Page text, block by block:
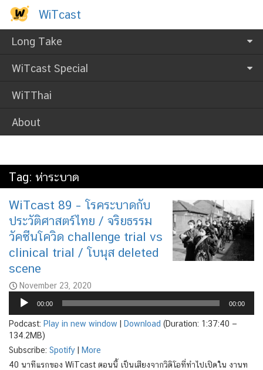
Skip
content
WiTcast
Long Take
WiTcast Special
WiTThai
About
WiTcast
Tag: ห่าระบาด
WiTcast 89 – โรคระบาดกับ
ประวัติศาสตร์ไทย / จริยธรรม
วัคซีนโควิด challenge trial vs
clinical trial / โบนุส deleted
scene
November 23, 2020
Audio
Player
00:00 00:00
Podcast: Play in new window Download (Duration: 1:37:40 —
134.2MB)
Subscribe: Spotify
More
40 นาทีแรกของ WiTcast ตอนนี้ เป็นเสียงจากวิดิโอที่ทำไปเปิดใน งานท